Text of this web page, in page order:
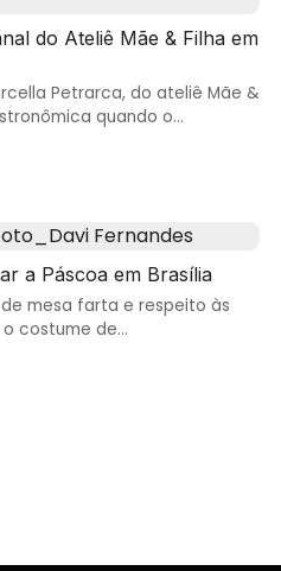
do Ateliê Mãe & Filha em
Petrarca, do ateliê Mãe &
quando o…
a Páscoa em Brasília
mesa farta e respeito às
costume de…